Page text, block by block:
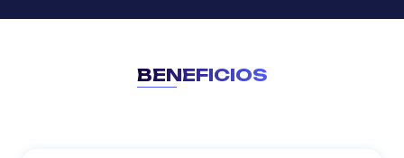
BENEFICIOS